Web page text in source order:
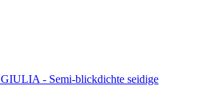
GIULIA - Semi-blickdichte seidige